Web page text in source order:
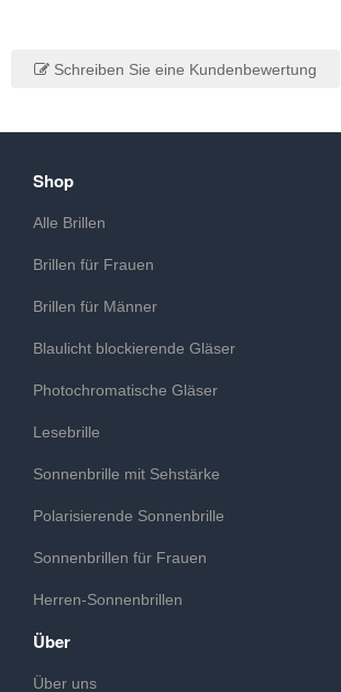
Schreiben Sie eine Kundenbewertung
Shop
Alle Brillen
Brillen für Frauen
Brillen für Männer
Blaulicht blockierende Gläser
Photochromatische Gläser
Lesebrille
Sonnenbrille mit Sehstärke
Polarisierende Sonnenbrille
Sonnenbrillen für Frauen
Herren-Sonnenbrillen
Über
Über uns